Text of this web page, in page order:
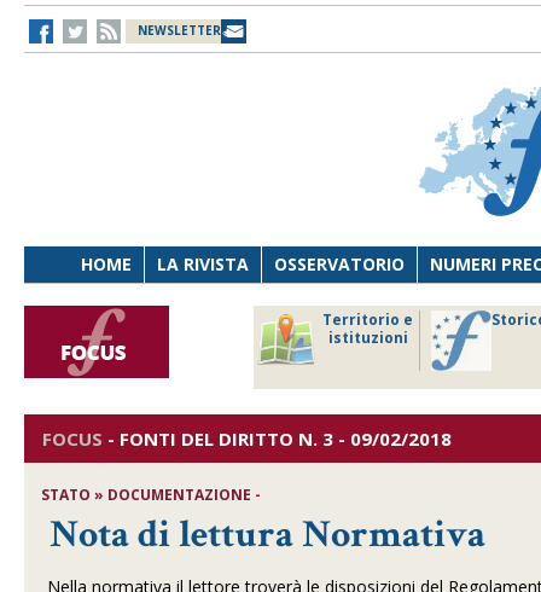
NEWSLETTER
HOME LA RIVISTA OSSERVATORIO NUMERI
Territorio e
istituzioni
FOCUS - FONTI DEL DIRITTO N. 3 - 09/02/2018
STATO » DOCUMENTAZIONE -
Nota di lettura Normativa
Nella normativa il lettore troverà le disposizioni del